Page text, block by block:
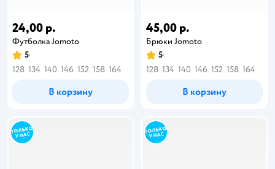
24,00 р.
Футболка Jomoto
5
128 134 140 146 152 158 164
В корзину
45,00 р.
Брюки Jomoto
5
128 134 140 146 152 158 164
В корзину